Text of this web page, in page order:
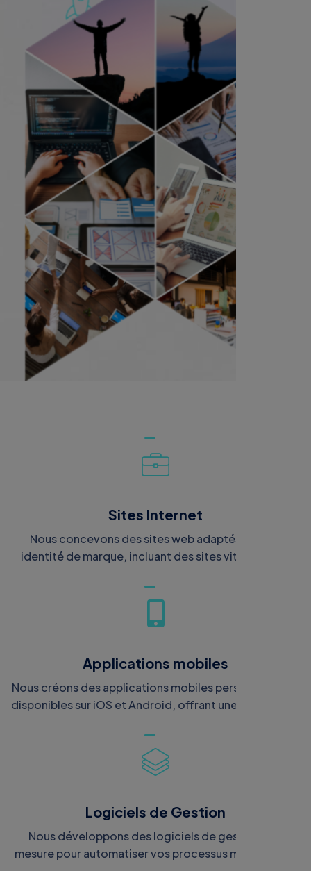
Sites Internet
Nous concevons des sites web adaptés à votre
identité de marque, incluant des sites vitrines pour
vendre vos produits, ainsi que des sites de réservation
restaurants, et autres services.
Applications mobiles
Nous créons des applications mobiles personnalisées,
disponibles sur iOS et Android, offrant une expérience
pour répondre aux attentes de vos utilisateurs,
intégrant les dernières technologies pour assurer
performance et sécurité.
Logiciels de Gestion
Nous développons des logiciels de gestion sur-
mesure pour automatiser vos processus métiers, que